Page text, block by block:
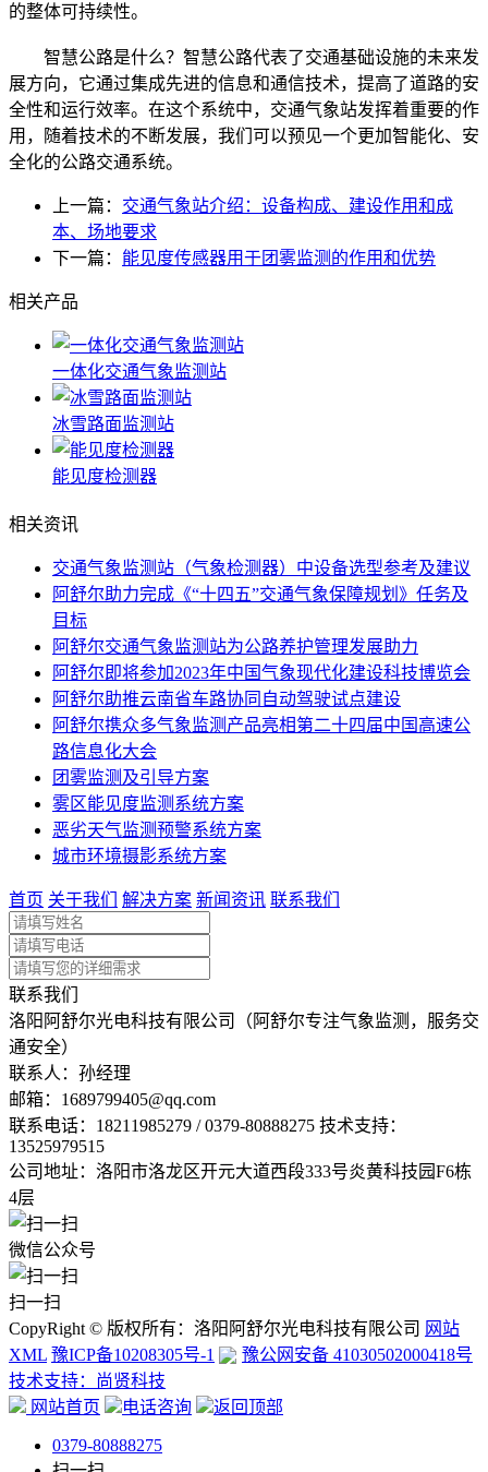
的整体可持续性。
智慧公路是什么？智慧公路代表了交通基础设施的未来发
展方向，它通过集成先进的信息和通信技术，提高了道路的安
全性和运行效率。在这个系统中，交通气象站发挥着重要的作
用，随着技术的不断发展，我们可以预见一个更加智能化、安
全化的公路交通系统。
上一篇： 交通气象站介绍：设备构成、建设作用和成
本、场地要求
下一篇： 能见度传感器用于团雾监测的作用和优势
相关产品
一体化交通气象监测站
冰雪路面监测站
能见度检测器
相关资讯
交通气象监测站（气象检测器）中设备选型参考及建议
阿舒尔助力完成《“十四五”交通气象保障规划》任务及
目标
阿舒尔交通气象监测站为公路养护管理发展助力
阿舒尔即将参加2023年中国气象现代化建设科技博览会
阿舒尔助推云南省车路协同自动驾驶试点建设
阿舒尔携众多气象监测产品亮相第二十四届中国高速公
路信息化大会
团雾监测及引导方案
雾区能见度监测系统方案
恶劣天气监测预警系统方案
城市环境摄影系统方案
首页 关于我们 解决方案 新闻资讯 联系我们
联系我们
洛阳阿舒尔光电科技有限公司（阿舒尔专注气象监测，服务交
通安全）
联系人：孙经理
邮箱： 1689799405@qq.com
联系电话： 18211985279 / 0379-80888275 技术支持：
13525979515
公司地址：洛阳市洛龙区开元大道西段333号炎黄科技园F6栋
4层
微信公众号
扫一扫
CopyRight © 版权所有：洛阳阿舒尔光电科技有限公司 网站
XML 豫ICP备10208305号-1
豫公网安备 41030502000418号
技术支持：尚贤科技
网站首页
电话咨询 返回顶部
0379-80888275